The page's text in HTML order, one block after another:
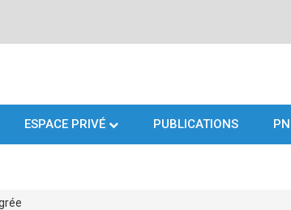
ESPACE PRIVÉ PUBLICATIONS